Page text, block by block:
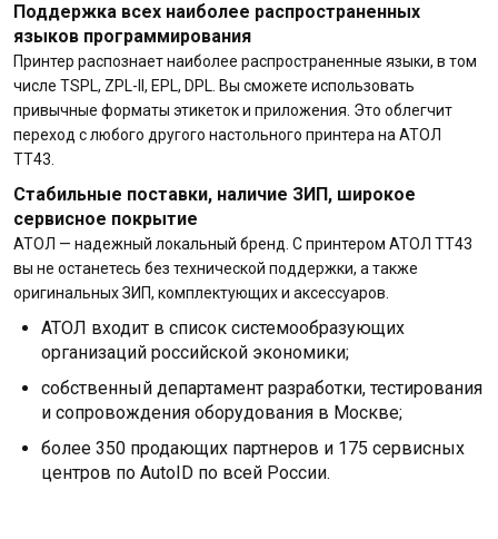
Поддержка всех наиболее распространенных
языков программирования
Принтер распознает наиболее распространенные языки, в том
числе TSPL, ZPL-II, EPL, DPL. Вы сможете использовать
привычные форматы этикеток и приложения. Это облегчит
переход с любого другого настольного принтера на АТОЛ
ТТ43.
Стабильные поставки, наличие ЗИП, широкое
сервисное покрытие
АТОЛ — надежный локальный бренд. С принтером АТОЛ ТТ43
вы не останетесь без технической поддержки, а также
оригинальных ЗИП, комплектующих и аксессуаров.
АТОЛ входит в список системообразующих
организаций российской экономики;
собственный департамент разработки, тестирования
и сопровождения оборудования в Москве;
более 350 продающих партнеров и 175 сервисных
центров по AutoID по всей России.